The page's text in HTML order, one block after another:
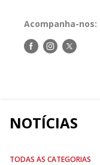
Acompanha-nos:
Siga-Siga-Siga-
NOTÍCIAS
TODAS AS CATEGORIAS